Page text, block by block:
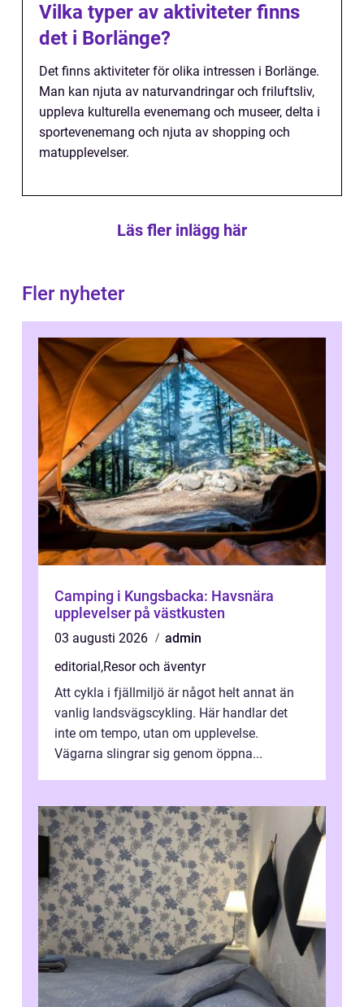
Vilka typer av aktiviteter finns
det i Borlänge?
Det finns aktiviteter för olika intressen i Borlänge.
Man kan njuta av naturvandringar och friluftsliv,
uppleva kulturella evenemang och museer, delta i
sportevenemang och njuta av shopping och
matupplevelser.
Läs fler inlägg här
Fler nyheter
Camping i Kungsbacka: Havsnära
upplevelser på västkusten
03 augusti 2026
admin
editorial ,Resor och äventyr
Att cykla i fjällmiljö är något helt annat än
vanlig landsvägscykling. Här handlar det
inte om tempo, utan om upplevelse.
Vägarna slingrar sig genom öppna...